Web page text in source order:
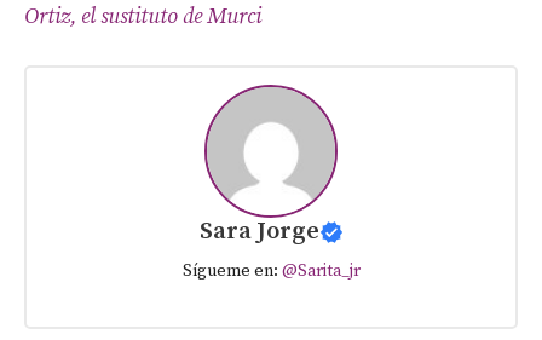
Ortiz, el sustituto de Murci
Sara Jorge
Sígueme en: @Sarita_jr